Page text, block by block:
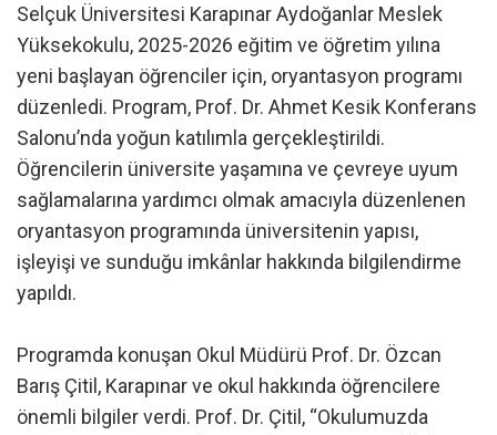
Selçuk Üniversitesi Karapınar Aydoğanlar Meslek
Yüksekokulu, 2025-2026 eğitim ve öğretim yılına
yeni başlayan öğrenciler için, oryantasyon programı
düzenledi. Program, Prof. Dr. Ahmet Kesik Konferans
Salonu’nda yoğun katılımla gerçekleştirildi.
Öğrencilerin üniversite yaşamına ve çevreye uyum
sağlamalarına yardımcı olmak amacıyla düzenlenen
oryantasyon programında üniversitenin yapısı,
işleyişi ve sunduğu imkânlar hakkında bilgilendirme
yapıldı.
Programda konuşan Okul Müdürü Prof. Dr. Özcan
Barış Çitil, Karapınar ve okul hakkında öğrencilere
önemli bilgiler verdi. Prof. Dr. Çitil, “Okulumuzda